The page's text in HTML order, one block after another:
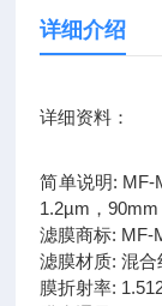
详细介绍
详细资料：
简单说明: MF-
1.2µm，
滤膜商标: MF-
滤膜材质: 混合
膜折射率: